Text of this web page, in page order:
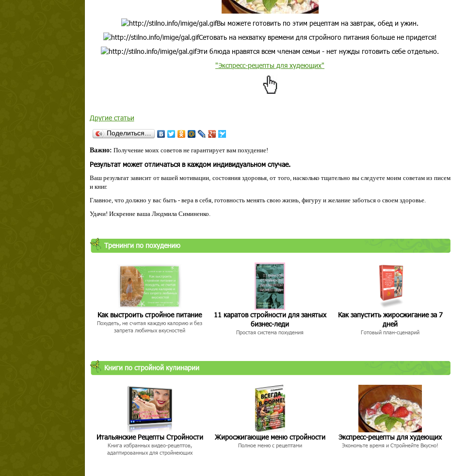
Вы можете готовить по этим рецептам на завтрак, обед и ужин.
Сетовать на нехватку времени для стройного питания больше не придется!
Эти блюда нравятся всем членам семьи - нет нужды готовить себе отдельно.
"Экспресс-рецепты для худеющих"
Другие статьи
Поделиться…
Важно: Получение моих советов не гарантирует вам похудение!
Результат может отличаться в каждом индивидуальном случае.
Ваш результат зависит от вашей мотивации, состояния здоровья, от того, насколько тщательно вы следуете моим советам из писем
и книг.
Главное, что должно у вас быть - вера в себя, готовность менять свою жизнь, фигуру и желание заботься о своем здоровье.
Удачи! Искренне ваша Людмила Симиненко.
Тренинги по похудению
Как выстроить стройное питание
Похудеть, не считая каждую калорию и без
запрета любимых вкусностей
11 каратов стройности для занятых
бизнес-леди
Простая система похудения
Как запустить жиросжигание за 7
дней
Готовый план-сценарий
Книги по стройной кулинарии
Итальянские Рецепты Стройности
Книга избранных видео-рецептов,
адаптированных для стройнеющих
Жиросжигающие меню стройности
Полное меню с рецептами
Экспресс-рецепты для худеющих
Экономьте время и Стройнейте Вкусно!